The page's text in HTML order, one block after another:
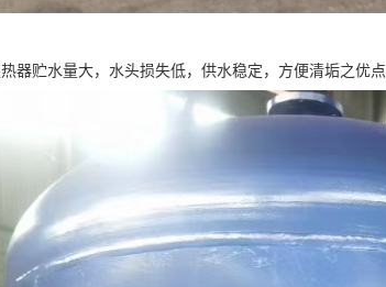
器贮水量大，水头损失低，供水稳定，方便清垢之优点